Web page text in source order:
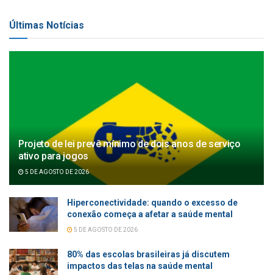
Últimas Notícias
Projeto de lei prevê mínimo de dois anos de serviço
ativo para jogos
5 DE AGOSTO DE 2026
Hiperconectividade: quando o excesso de
conexão começa a afetar a saúde mental
5 DE AGOSTO DE 2026
80% das escolas brasileiras já discutem
impactos das telas na saúde mental